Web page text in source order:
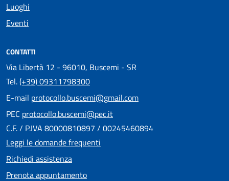
Luoghi
Eventi
CONTATTI
Via Libertà 12 - 96010, Buscemi - SR
Tel.(+39) 09311798300
E-mail protocollo.buscemi@gmail.com
PEC protocollo.buscemi@pec.it
C.F. / P.IVA 80000810897 / 00245460894
Leggi le domande frequenti
Richiedi assistenza
Prenota appuntamento